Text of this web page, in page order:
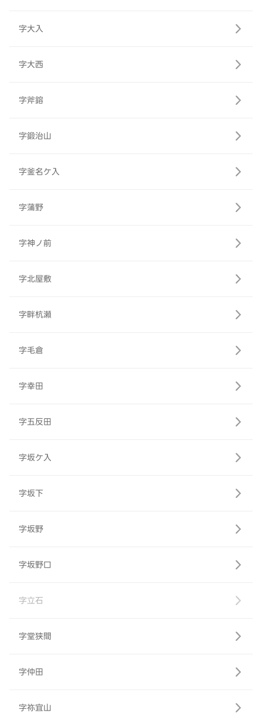
字大入
字大西
字斧鎔
字鍛治山
字釜名ケ入
字蒲野
字神ノ前
字北屋敷
字畔杭瀬
字毛倉
字幸田
字五反田
字坂ケ入
字坂下
字坂野
字坂野口
字立石
字堂狭間
字仲田
字祢宜山